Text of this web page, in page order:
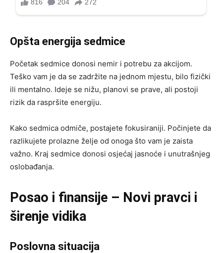
Opšta energija sedmice
Početak sedmice donosi nemir i potrebu za akcijom.
Teško vam je da se zadržite na jednom mjestu, bilo fizički
ili mentalno. Ideje se nižu, planovi se prave, ali postoji
rizik da raspršite energiju.
Kako sedmica odmiče, postajete fokusiraniji. Počinjete da
razlikujete prolazne želje od onoga što vam je zaista
važno. Kraj sedmice donosi osjećaj jasnoće i unutrašnjeg
oslobađanja.
Posao i finansije – Novi pravci i
širenje vidika
Poslovna situacija